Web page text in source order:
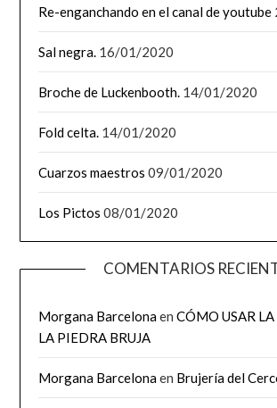
Re-enganchando en el canal de youtube
Sal negra. 16/01/2020
Broche de Luckenbooth. 14/01/2020
Fold celta. 14/01/2020
Cuarzos maestros 09/01/2020
Los Pictos 08/01/2020
COMENTARIOS
Morgana BarcelonaenCÓMO USAR
LA PIEDRA BRUJA
Morgana Barcelonaen Brujería del